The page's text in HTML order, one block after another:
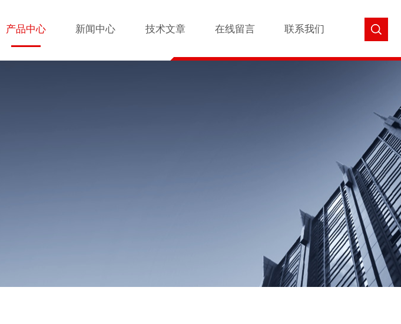
产品中心 新闻中心 技术文章 在线留言 联系我们